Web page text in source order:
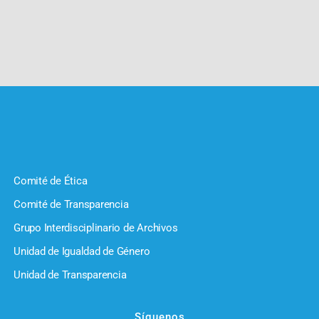
Comité de Ética
Comité de Transparencia
Grupo Interdisciplinario de Archivos
Unidad de Igualdad de Género
Unidad de Transparencia